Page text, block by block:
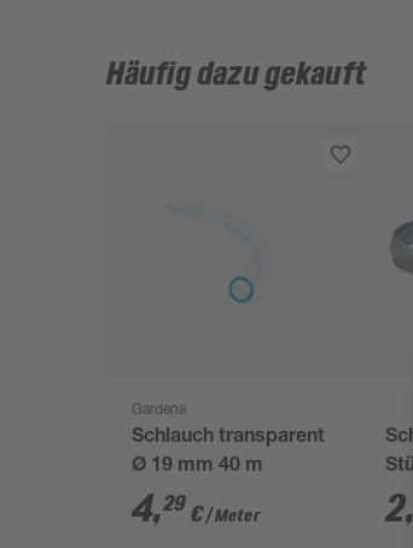
Häufig dazu gekauft
Gardena
Schlauch transparent
Ø 19 mm 40 m
4,29 €/ Meter 2